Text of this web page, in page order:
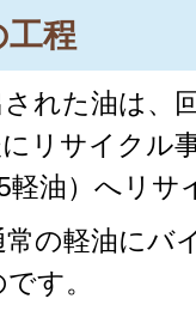
工程
れた油は、
リサイクル
軽油）へリサ
常の軽油に
す。